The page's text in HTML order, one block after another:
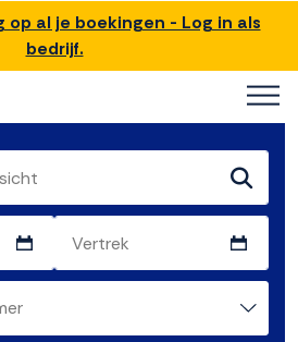
op al je boekingen - Log in als
bedrijf.